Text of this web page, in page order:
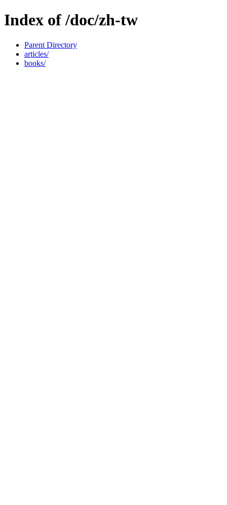
Index of /doc/zh-tw
Parent Directory
articles/
books/